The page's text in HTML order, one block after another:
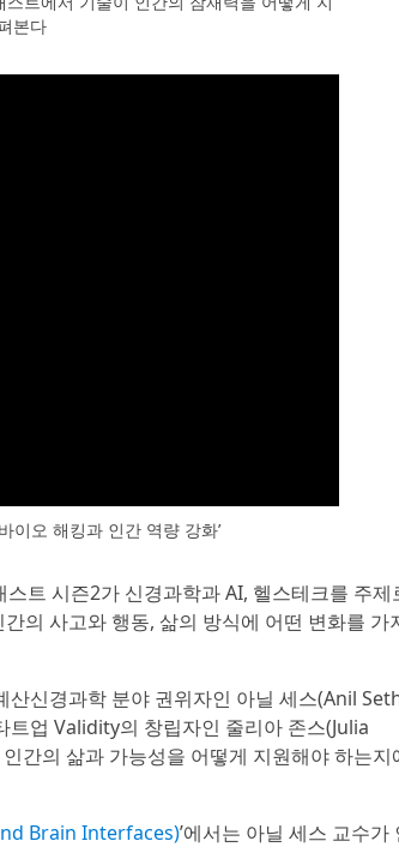
본다
이오 해킹과 인간 역량 강화’
스트 시즌2가 신경과학과 AI, 헬스테크를 주제
의 사고와 행동, 삶의 방식에 어떤 변화를 가
산신경과학 분야 권위자인 아닐 세스(Anil
업 Validity의 창립자인 줄리아 존스(Julia
간의 삶과 가능성을 어떻게 지원해야 하는지
Brain Interfaces)’에서는 아닐 세스 교수가